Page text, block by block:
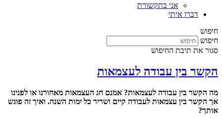
אני בתקשורת
דברו איתי
חיפוש
חיפוש
סגור את תיבת החיפוש
הקשר בין עבודה לעצמאות
מה הקשר בין עבודה לעצמאות? אמנם חג העצמאות מאחורנו או לפנינו
אך הקשר בין עצמאות לעבודה קיים ושריר כל ימות השנה. ואיך זה פוגש
אותך?